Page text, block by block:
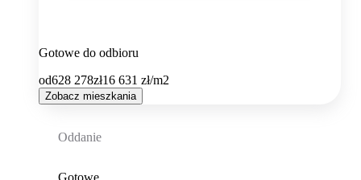
Gotowe do odbioru
od628 278zł16 631 zł/m2
Zobacz mieszkania
Oddanie
Gotowe